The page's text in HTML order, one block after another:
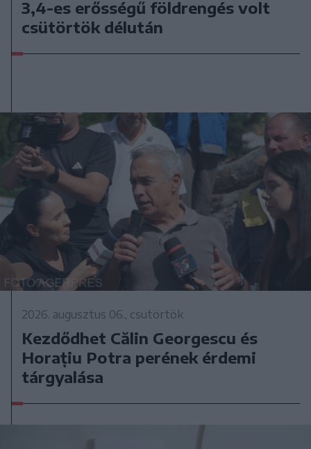
3,4-es erősségű földrengés volt
csütörtök délután
2026. augusztus 06., csütörtök
Kezdődhet Călin Georgescu és
Horațiu Potra perének érdemi
tárgyalása